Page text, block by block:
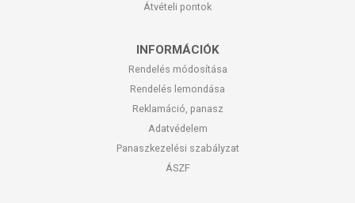
Átvételi pontok
INFORMÁCIÓK
Rendelés módosítása
Rendelés lemondása
Reklamáció, panasz
Adatvédelem
Panaszkezelési szabályzat
ÁSZF